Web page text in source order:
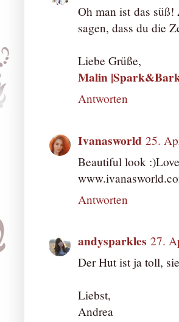
Oh man ist das
sagen, dass du die
Liebe Grüße,
Malin
Antworten
Ivanasworld 25.
Beautiful look
Antworten
andysparkles 27.
Der Hut ist ja toll,
Liebst,
Andrea